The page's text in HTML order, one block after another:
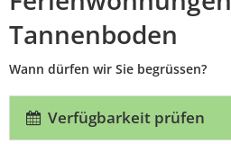
Tannenboden
Wann dürfen wir Sie begrüssen?
Verfügbarkeit prüfen